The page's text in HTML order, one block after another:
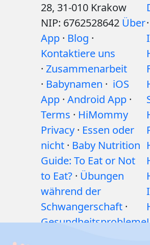
28, 31-010 Krakow
NIP: 6762528642 Über
App · Blog ·
Kontaktiere uns
· Zusammenarbeit
· Babynamen · iOS
App · Android App ·
Terms · HiMommy
Privacy · Essen oder
nicht · Baby Nutrition
Guide: To Eat or Not
to Eat? · Übungen
während der
Schwangerschaft ·
Gesundheitsprobleme
·